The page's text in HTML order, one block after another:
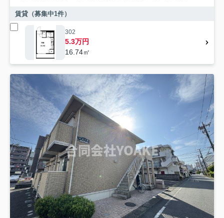
賃貸（募集中1件）
302
5.3万円
16.74㎡